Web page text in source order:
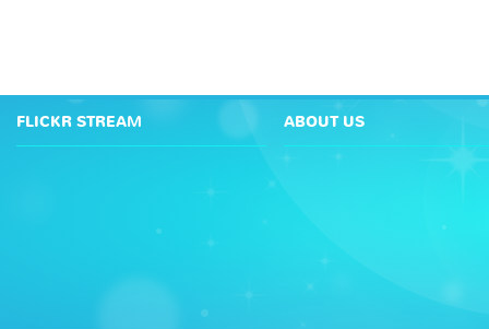
FLICKR STREAM ABOUT US